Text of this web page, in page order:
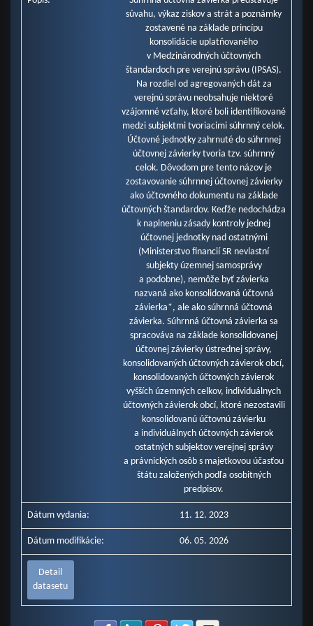
Náklady na transfery (mil. eur)
Spotrebované nákupy a služby (mil. eur)
Osobné náklady (mil. eur)
Odpisy, rezervy a opravné položky (mil. eur)
Ostatné náklady na prevádzkovú činnosť (mil. eur)
Finančné náklady (mil. eur)
Dane a poplatky (mil. eur)
súvahu, výkaz ziskov a strát a poznámky
zostavené na základe princípu
konsolidácie uplatňovaného
v Medzinárodných účtovných
štandardoch pre verejnú správu (IPSAS).
Na rozdiel od agregovaných dát za
verejnú správu neobsahuje niektoré
vzájomné vzťahy, ktoré boli identifikované
medzi subjektmi tvoriacimi súhrnný celok.
Účtovné jednotky zahrnuté do súhrnnej
účtovnej závierky tvoria tzv. súhrnný
celok. Dôvodom pre tento názov je
zostavovanie súhrnnej účtovnej závierky
ako účtovného dokumentu na základe
účtovných štandardov. Keďže nedochádza
k naplneniu zásady kontroly jednej
účtovnej jednotky nad ostatnými
(Ministerstvo financií SR nevlastní
subjekty územnej samosprávy
a podobne), nemôže byť závierka
nazvaná ako konsolidovaná účtovná
závierka*, ale ako súhrnná účtovná
závierka. Súhrnná účtovná závierka sa
spracováva na základe konsolidovanej
účtovnej závierky ústrednej správy,
konsolidovaných účtovných závierok obcí,
konsolidovaných účtovných závierok
vyšších územných celkov, individuálnych
účtovných závierok obcí, ktoré nezostavili
konsolidovanú účtovnú závierku
a individuálnych účtovných závierok
ostatných subjektov verejnej správy
a právnických osôb s majetkovou účasťou
štátu založených podľa osobitných
predpisov.
Dátum vydania: 11. 12. 2023
Dátum modifikácie: 06. 05. 2026
Detail
datasetu